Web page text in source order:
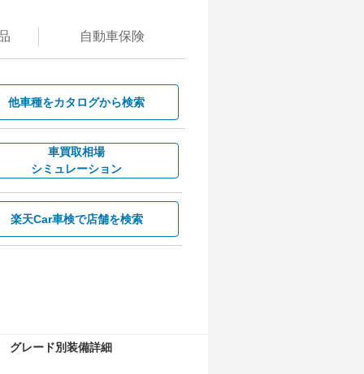
自動車保険
他車種をカタログから検索
車買取相場
シミュレーション
楽天Car車検で店舗を検索
グレード別装備詳細